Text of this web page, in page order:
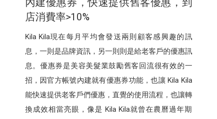
店消費率>10%
Kila Kila現在每月平均會發送兩則顧客感興趣的訊
息，一則是品牌資訊，另一則則是給老客戶的優惠訊
息。優惠券是美容美髮業鼓勵舊客回流很有效的一
招，因官方帳號內建就有優惠券功能，也讓 Kila Kila
能快速提供老客戶們優惠，直覺的使用流程，也讓轉
換成效相當亮眼，像是 Kila Kila就曾在農曆過年期